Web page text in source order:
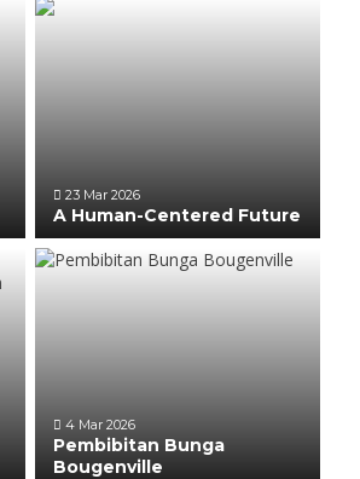
23 Mar 2026
A Human-Centered Future
4 Mar 2026
Pembibitan Bunga
Bougenville